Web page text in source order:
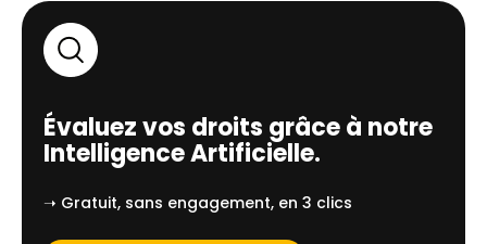
Évaluez vos droits grâce à notre
Intelligence Artificielle.
➝ Gratuit, sans engagement, en 3 clics